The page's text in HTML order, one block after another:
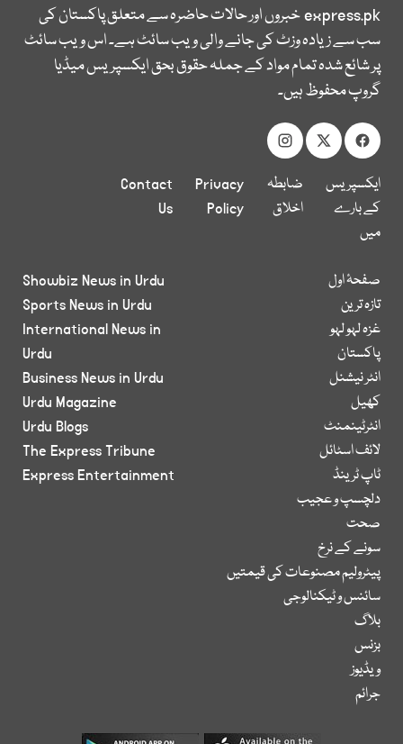
express.pkخبروں اور حالات حاضرہ سے متعلق پاکستان کی
سب سے زیادہ وزٹ کی جانے والی ویب سائٹ ہے۔ اس ویب سائٹ
پر شائع شدہ تمام مواد کے جملہ حقوق بحق ایکسپریس میڈیا
گروپ محفوظ ہیں۔
ایکسپریس
کے بارے
میں
ضابطہ
اخلاق
Privacy
Policy
Contact
Us
صفحۂ اول
تازہ ترین
غزہ لہو لہو
پاکستان
انٹر نیشنل
کھیل
انٹرٹینمنٹ
لائف اسٹائل
ٹاپ ٹرینڈ
دلچسپ و عجیب
صحت
سونے کے نرخ
پیٹرولیم مصنوعات کی قیمتیں
سائنس و ٹیکنالوجی
بلاگ
بزنس
ویڈیوز
جرائم
Showbiz News in Urdu
Sports News in Urdu
International News in
Urdu
Business News in Urdu
Urdu Magazine
Urdu Blogs
The Express Tribune
Express Entertainment